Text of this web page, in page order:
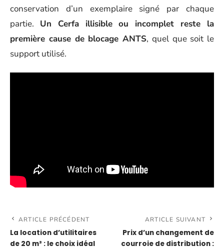
conservation d’un exemplaire signé par chaque
partie. Un Cerfa illisible ou incomplet reste la
première cause de blocage ANTS, quel que soit le
support utilisé.
ARTICLE PRÉCÉDENT
La location d’utilitaires
de 20 m³ : le choix idéal
ARTICLE SUIVANT
Prix d’un changement de
courroie de distribution :